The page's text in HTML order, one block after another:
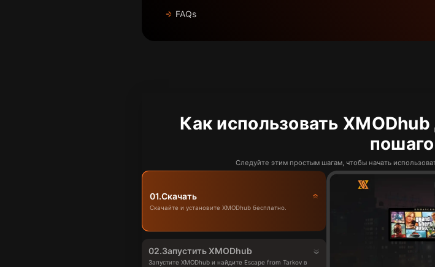
FAQs
Как использовать
Следуйте этим простым шагам, чтобы начать
01.Скачать
Скачайте и установите XMODhub бесплатно.
02.Запустить XMODhub
Запустите XMODhub и найдите Escape from Tarkov в